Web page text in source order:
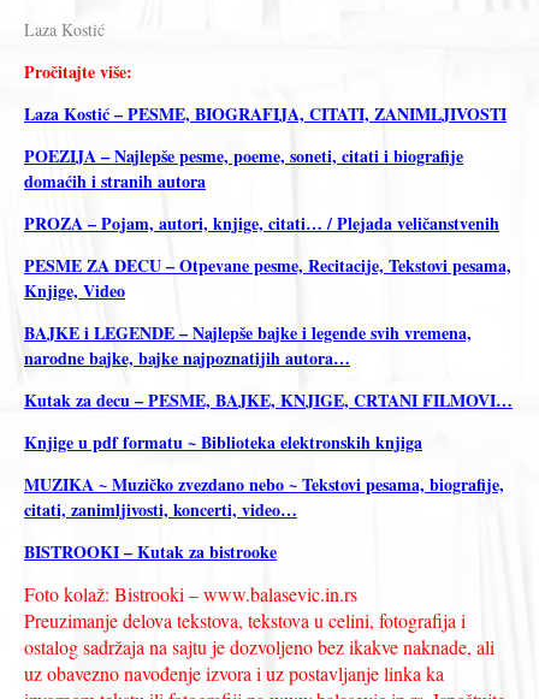
Laza Kostić
Pročitajte više:
Laza Kostić – PESME, BIOGRAFIJA, CITATI, ZANIMLJIVOSTI
POEZIJA – Najlepše pesme, poeme, soneti, citati i biografije
domaćih i stranih autora
PROZA – Pojam, autori, knjige, citati… / Plejada veličanstvenih
PESME ZA DECU – Otpevane pesme, Recitacije, Tekstovi pesama,
Knjige, Video
BAJKE i LEGENDE – Najlepše bajke i legende svih vremena,
narodne bajke, bajke najpoznatijih autora…
Kutak za decu – PESME, BAJKE, KNJIGE, CRTANI FILMOVI…
Knjige u pdf formatu ~ Biblioteka elektronskih knjiga
MUZIKA ~ Muzičko zvezdano nebo ~ Tekstovi pesama, biografije,
citati, zanimljivosti, koncerti, video…
BISTROOKI – Kutak za bistrooke
Foto kolaž: Bistrooki – www.balasevic.in.rs
Preuzimanje delova tekstova, tekstova u celini, fotografija i
ostalog sadržaja na sajtu je dozvoljeno bez ikakve naknade, ali
uz obavezno navođenje izvora i uz postavljanje linka ka